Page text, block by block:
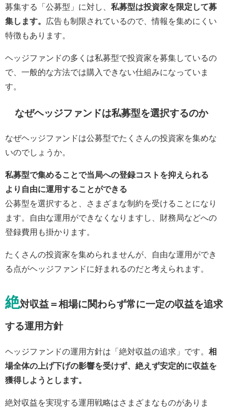
募集する「公募型」に対し、 私募型は投資家を限定して募
集します。
広告も制限されているので、情報を集めにくい
特徴もあります。
ヘッジファンドの多くは私募型で投資家を募集しているの
で、一般的な方法では購入できない仕組みになっていま
す。
なぜヘッジファンドは私募型を選択するのか
なぜヘッジファンドは公募型でたくさんの投資家を集めな
いのでしょうか。
私募型で集めることで当局への登録コストを抑えられる
より自由に運用することができる
公募型を選択すると、さまざまな制約を受けることになり
ます。自由な運用ができなくなりますし、財務局などへの
登録費用も掛かります。
たくさんの投資家を集められませんが、自由な運用ができ
る点がヘッジファンドに好まれるのだと考えられます。
絶対収益＝相場に関わらず常に一定の収益を追求
する運用方針
ヘッジファンドの運用方針は「絶対収益の追求」です。 相
場全体の上げ下げの影響を受けず、絶えず安定的に収益を
獲得しようとします。
絶対収益を実現する運用戦略はさまざまなものがありま